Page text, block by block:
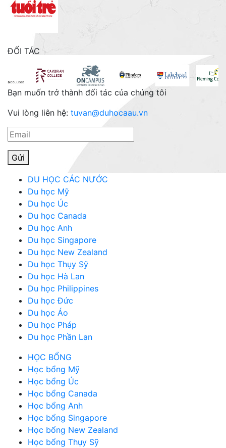
ĐỐI TÁC
Bạn muốn trở thành đối tác của chúng tôi
Vui lòng liên hệ: tuvan@duhocaau.vn
Gửi
DU HỌC CÁC NƯỚC
Du học Mỹ
Du học Úc
Du học Canada
Du học Anh
Du học Singapore
Du học New Zealand
Du học Thụy Sỹ
Du học Hà Lan
Du học Philippines
Du học Đức
Du học Áo
Du học Pháp
Du học Phần Lan
HỌC BỔNG
Học bổng Mỹ
Học bổng Úc
Học bổng Canada
Học bổng Anh
Học bổng Singapore
Học bổng New Zealand
Học bổng Thụy Sỹ